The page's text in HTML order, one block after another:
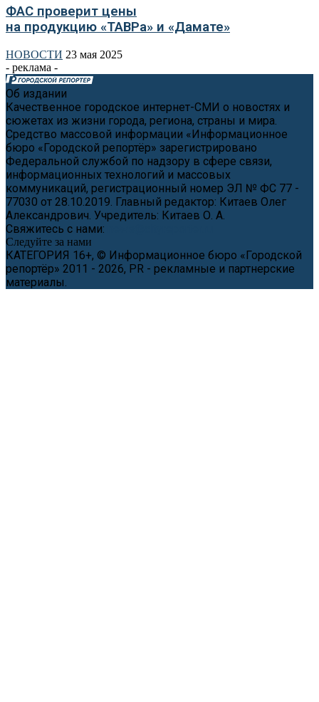
ФАС проверит цены
на продукцию «ТАВРа» и «Дамате»
НОВОСТИ 23 мая 2025
- реклама -
Об издании
Качественное городское интернет-СМИ о новостях и
сюжетах из жизни города, региона, страны и мира.
Средство массовой информации «Информационное
бюро «Городской репортёр» зарегистрировано
Федеральной службой по надзору в сфере связи,
информационных технологий и массовых
коммуникаций, регистрационный номер ЭЛ № ФС 77 -
77030 от 28.10.2019. Главный редактор: Китаев Олег
Александрович. Учредитель: Китаев О. А.
Свяжитесь с нами:
Следуйте за нами
КАТЕГОРИЯ 16+, © Информационное бюро «Городской
репортёр» 2011 - 2026, PR - рекламные и партнерские
материалы.